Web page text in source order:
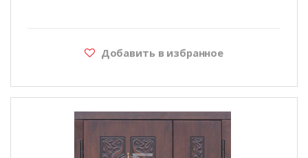
Добавить в избранное